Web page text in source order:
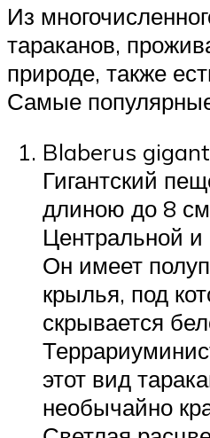
Из
тараканов,
природе, также
Самые
Blaberus
Гигантский
длиною до 8
Центральной
Он имеет
крылья, под
скрывается
этот вид
необычайно